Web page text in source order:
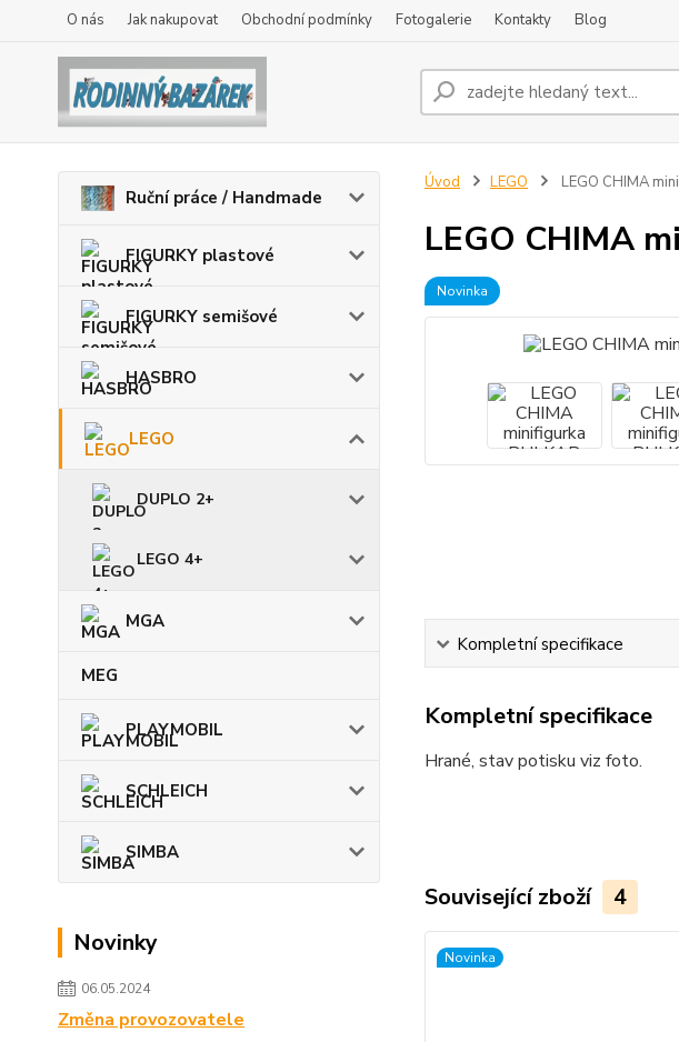
O nás Jak nakupovat Obchodní podmínky Fotogalerie Kontakty Blog
Ruční práce / Handmade
FIGURKY plastové
FIGURKY semišové
HASBRO
LEGO
DUPLO 2+
LEGO 4+
MGA
MEG
PLAYMOBIL
SCHLEICH
SIMBA
Novinky
06.05.2024
Změna provozovatele
Úvod LEGO LEGO CHIMA
LEGO CHIMA
Novinka
Kompletní specifikace
Kompletní specifikace
Hrané, stav potisku viz foto.
Související zboží 4
Novinka